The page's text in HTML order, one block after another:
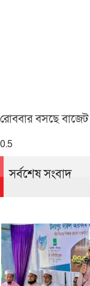
রোববার বসছে
সর্বশেষ সংবাদ